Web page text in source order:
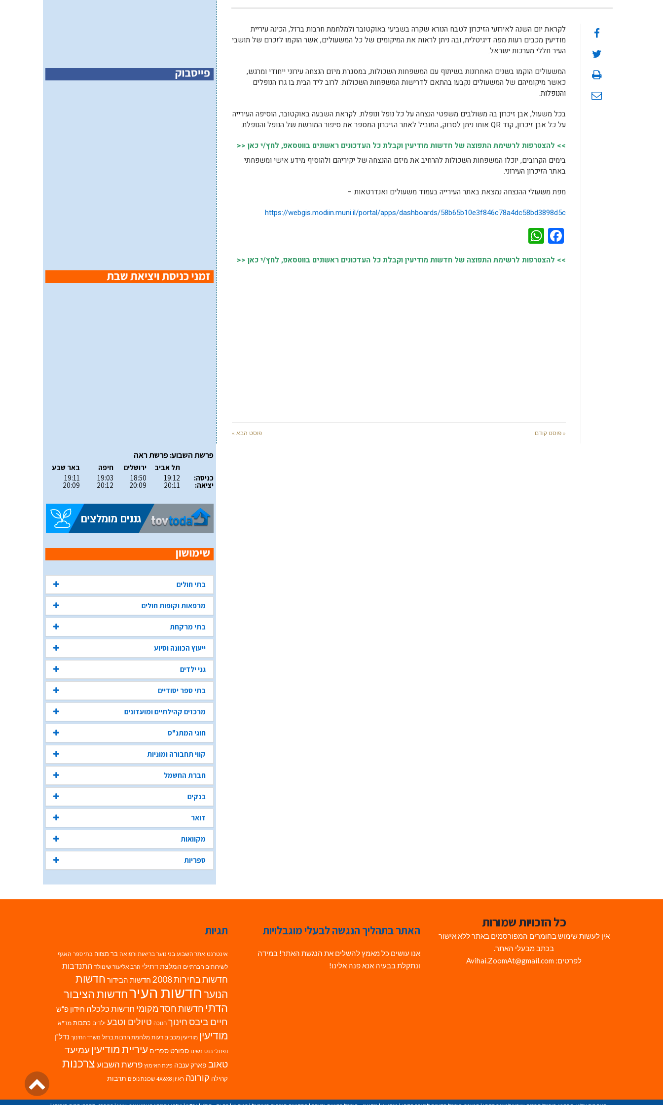
לקראת יום השנה לאירועי הזיכרון לטבח הנורא שקרה בשביעי באוקטובר ולמלחמת חרבות ברזל, הכינה עיריית
מודיעין מכבים רעות מפה דיגיטלית, ובה ניתן לראות את המיקומים של כל המשעולים, אשר הוקמו לזכרם של תושבי
העיר חללי מערכות ישראל.
המשעולים הוקמו בשנים האחרונות בשיתוף עם המשפחות השכולות, במסגרת מיזם הנצחה עירוני ייחודי ומרגש,
כאשר מיקומיהם של המשעולים נקבעו בהתאם לדרישות המשפחות השכולות. לרוב ליד הבית בו גרו הנופלים
והנופלות.
בכל משעול, אבן זיכרון בה משולבים משפטי הנצחה על כל נופל ונופלת. לקראת השבעה באוקטובר, הוסיפה העירייה
על כל אבן זיכרון, קוד QR אותו ניתן לסרוק, המוביל לאתר הזיכרון המספר את סיפור המורשת של הנופל והנופלת.
>> להצטרפות לרשימת התפוצה של חדשות מודיעין וקבלת כל העדכונים ראשונים בווטסאפ, לחץ/י כאן <<
בימים הקרובים, יוכלו המשפחות השכולות להרחיב את מיזם ההנצחה של יקיריהם ולהוסיף מידע אישי ומשפחתי
באתר הזיכרון העירוני.
מפת משעולי ההנצחה נמצאת באתר העירייה בעמוד משעולים ואנדרטאות –
https://webgis.modiin.muni.il/portal/apps/dashboards/58b65b10e3f846c78a4dc58bd3898d5c
Facebook
>> להצטרפות לרשימת התפוצה של חדשות מודיעין וקבלת כל העדכונים ראשונים בווטסאפ, לחץ/י כאן <<
« פוסט קודם פוסט הבא »
פרשת השבוע: פרשת ראה
כניסה:
יציאה:
תל אביב
19:12
20:11
ירושלים
18:50
20:09
חיפה
19:03
20:12
באר שבע
19:11
20:09
בתי חולים
מרפאות וקופות חולים
בתי מרקחת
ייעוץ הכוונה וסיוע
גני ילדים
בתי ספר יסודיים
מרכזים קהילתיים ומועדונים
חוגי המתנ"ס
קווי תחבורה ומוניות
חברת החשמל
בנקים
דואר
מקוואות
ספריות
כל הזכויות שמורות
אין לעשות שימוש בחומרים המפורסמים באתר ללא אישור
בכתב מבעלי האתר.
לפרטים: Avihai.ZoomAt@gmail.com
האתר בתהליך הנגשה לבעלי מוגבלויות
אנו עושים כל מאמץ להשלים את הנגשת האתר! במידה
ונתקלת בבעיה אנא פנה אלינו!
תגיות
אינטרנט אתר השבוע בני נוער בריאות ורפואה בר מצווה בתי ספר האגף
לשירותים חברתיים המלצת דתילי הרב אליעזר שינוולד התנדבות
חדשות בחירות 2008 חדשות הבידור חדשות
הנוערחדשות העירחדשות הציבור
הדתי חדשות חסד מקומי חדשות כלכלה חידון פ"ש
חיים ביבסחינוך חנוכה טיולים וטבע ילדים כתבות מד"א
מודיעין מודיעין מכבים רעות מלחמת חרבות ברזל משרד החינוך נדל"ן
נפתלי בנט נשים ספורט ספרים עיריית מודיעין עמיעד
טאוב פארק ענבה פינת האימוץ פרשת השבועצרכנות
קהילה קורונה ראיון 4X6X8 שכונת נופים תרבות